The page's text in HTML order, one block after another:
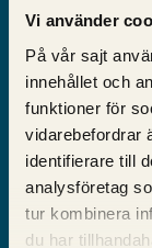
Vi använder
På vår sajt
innehållet och
funktioner för
vidarebefordrar
identifierare till
analysföretag
tur kombinera
du har
”Google Ads
Detta är en myt
Google själva
med stor
Tittar du på
egen
marknadsföring
Google Ads är
väldigt lätt att tro